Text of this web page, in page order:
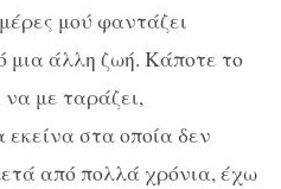
μού φαντάζει
μια άλλη ζωή. Κάποτε το
με ταράζει,
στα οποία δεν
από πολλά χρόνια, έχω